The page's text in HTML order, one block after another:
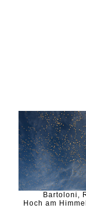
Bartoloni,
Hoch am